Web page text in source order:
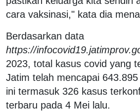
cara vaksinasi," kata dia
Berdasarkan data
https://
2023, total kasus covid yang
Jatim telah mencapai
ini termasuk 326 kasus
terbaru pada 4 Mei lalu.